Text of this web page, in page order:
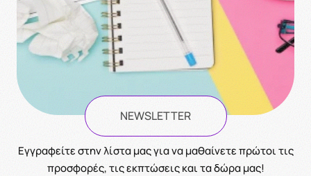
NEWSLETTER
Eγγραφείτε στην λίστα μας για να μαθαίνετε πρώτοι τις
προσφορές, τις εκπτώσεις και τα δώρα μας!